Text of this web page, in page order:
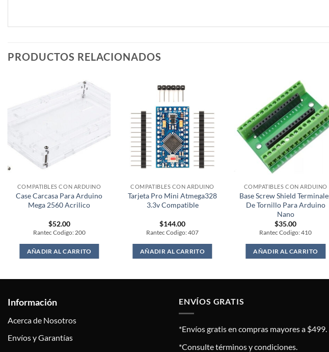
PRODUCTOS RELACIONADOS
COMPATIBLES CON ARDUINO
Case Carcasa Para Arduino
Mega 2560 Acrilico
$52.00
Rantec Codigo: 200
AÑADIR AL CARRITO
COMPATIBLES CON ARDUINO
Tarjeta Pro Mini Atmega328
3.3v Compatible
$144.00
Rantec Codigo: 407
AÑADIR AL CARRITO
COMPATIBLES CON ARDUINO
Base Screw Shield
De Tornillo Para Arduino
Nano
$35.00
Rantec Codigo: 410
AÑADIR AL CARRITO
Información
Acerca de Nosotros
Envíos y Garantías
ENVÍOS GRATIS
*Envíos gratis en compras mayores a $499.
*Consulte términos y condiciones.